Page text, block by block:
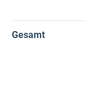
Gesamt